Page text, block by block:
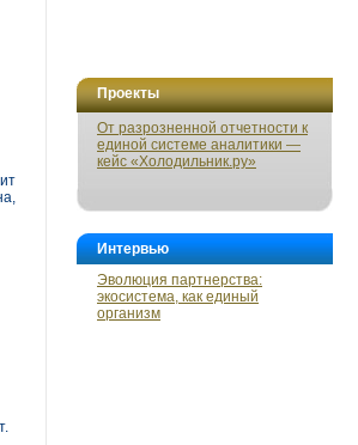
Проекты
От разрозненной отчетности к
единой системе аналитики —
кейс «Холодильник.ру»
Интервью
Эволюция партнерства:
экосистема, как единый
организм